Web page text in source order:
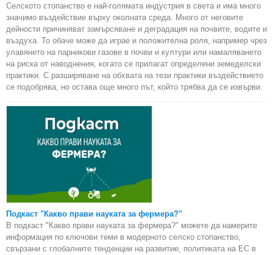
Селското стопанство е най-голямата индустрия в света и има много
значимо въздействие върху околната среда. Много от неговите
дейности причиняват замърсяване и деградация на почвите, водите и
въздуха. То обаче може да играе и положителна роля, например чрез
улавянето на парникови газове в почви и култури или намаляването
на риска от наводнения, когато се прилагат определени земеделски
практики. С разширяване на обхвата на тези практики въздействието
се подобрява, но остава още много път, който трябва да се извърви.
Подкаст "Какво прави науката за фермера?"
В подкаст "Какво прави науката за фермера?" можете да намерите
информация по ключови теми в модерното селско стопанство,
свързани с глобалните тенденции на развитие, политиката на ЕС в